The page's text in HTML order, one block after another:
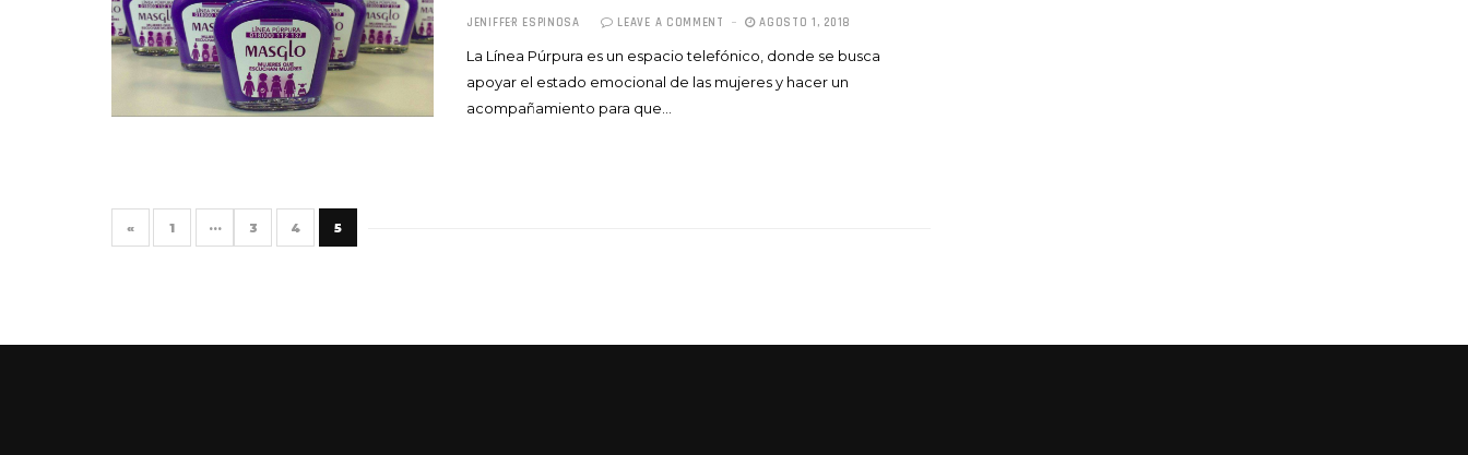
JENIFFER ESPINOSA LEAVE A COMMENT AGOSTO 1, 2018
La Línea Púrpura es un espacio telefónico, donde se busca
apoyar el estado emocional de las mujeres y hacer un
acompañamiento para que…
« 1 ··· 3 4 5